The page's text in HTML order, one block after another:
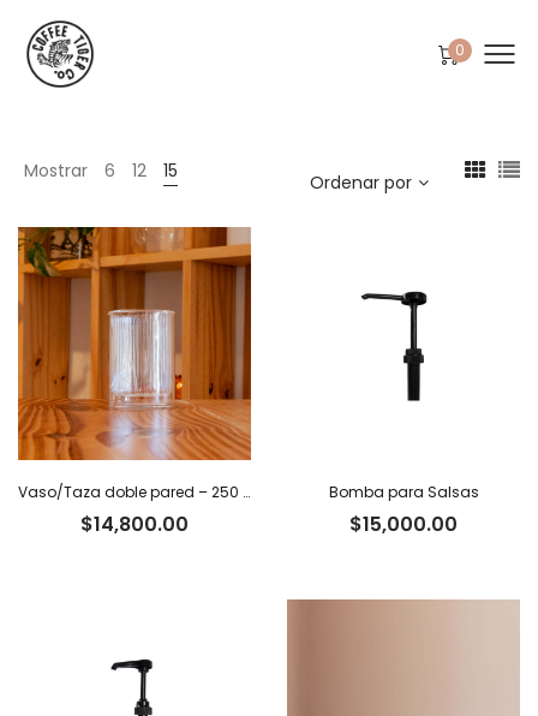
0
Mostrar 6 12 15 Ordenar por
Vaso/Taza doble pared – 250 ml
$14,800.00
Bomba para Salsas
$15,000.00